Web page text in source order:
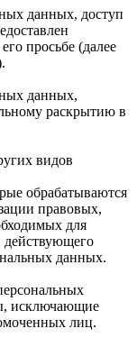
данных, доступ
просьбе (далее
данных,
раскрытию в
видов
обрабатываются
правовых,
для
действующего
данных.
исключающие
лиц.